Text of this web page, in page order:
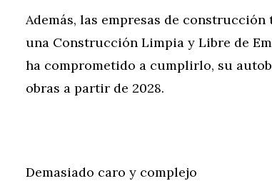
Además, las empresas de
una Construcción Limpia y Libre de
ha comprometido a cumplirlo, su
obras a partir de 2028.
Demasiado caro y complejo